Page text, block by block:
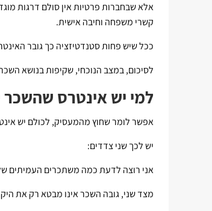
אלא שבחברות פרטיות אין סולם דרגות
קשרי משפחה וחיבה אישית.
ככל שיש פחות סטנדטיזציה כך גובר
לסיכום, במצב הנוכחי, שקיפות בנושא
למי יש אינטרס שהשכר
אפשר לומר שחוץ מהמעסיק, לכולם יש
יש לכך שני צדדים:
אני רוצה לדעת כמה משתכרים העמיתים
מצד שני, גובה השכר אינו מבטא רק את